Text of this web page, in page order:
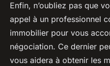
Enfin, n’oubliez pas que
appel à un professionnel
immobilier pour vous
négociation. Ce dernier
vous aidera à obtenir les